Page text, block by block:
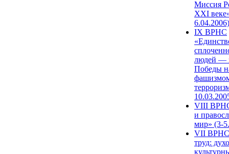
Миссия
XXI
6.04.2006)
IX ВРНС
людей —
Победы
VIII
и
мир» (3-
VII ВРНС
труд: